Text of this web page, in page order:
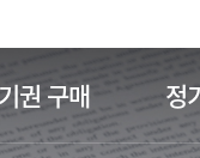
권 구매 정